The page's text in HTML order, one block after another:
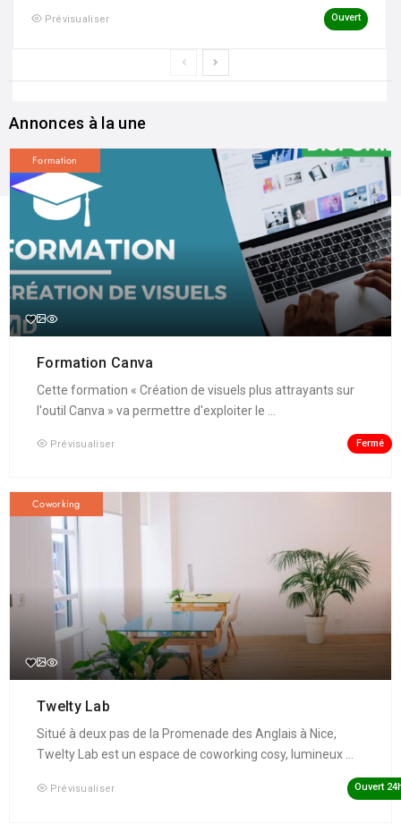
Prévisualiser Ouvert
Annonces à la une
Formation
Formation Canva
Cette formation « Création de visuels plus attrayants sur
l'outil Canva » va permettre d'exploiter le ...
Prévisualiser Fermé
Coworking
Twelty Lab
Situé à deux pas de la Promenade des Anglais à Nice,
Twelty Lab est un espace de coworking cosy, lumineux ...
Prévisualiser Ouvert